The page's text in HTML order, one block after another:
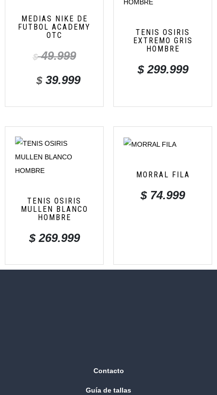
MEDIAS NIKE DE
FUTBOL ACADEMY
OTC
$49.999
$39.999
TENIS OSIRIS
EXTREMO GRIS
HOMBRE
$299.999
TENIS OSIRIS
MULLEN BLANCO
HOMBRE
$269.999
MORRAL FILA
$74.999
Contacto
Guía de tallas